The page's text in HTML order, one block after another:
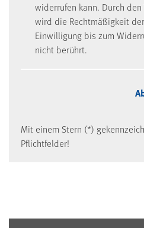
widerrufen kann. Durch
wird die Rechtmäßigkeit
Einwilligung bis zum
nicht berührt.
Mit einem Stern (*)
Pflichtfelder!